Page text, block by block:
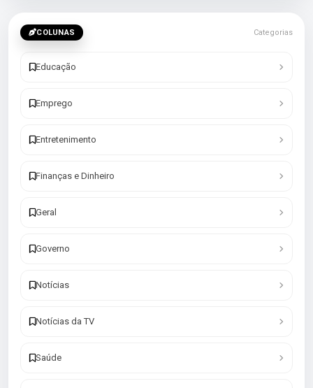
COLUNAS Categorias
Educação
Emprego
Entretenimento
Finanças e Dinheiro
Geral
Governo
Notícias
Notícias da TV
Saúde